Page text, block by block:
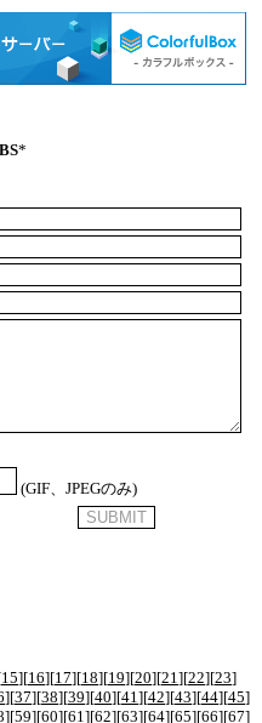
*
(GIF、JPEGのみ)
15][16][17][18][19][20][21 ][22][23]
][37][38][39][40][41 ][42][43][44][45]
][59][60][61 ][62][63][64][65][66][67]